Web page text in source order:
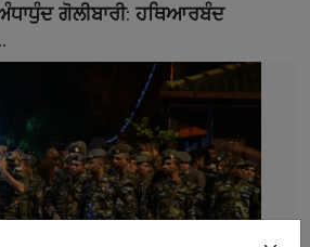
ਗੋਲੀਬਾਰੀ: ਹਥਿਆਰਬੰਦ